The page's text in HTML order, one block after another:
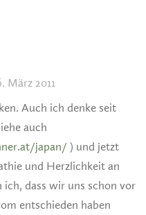
März 2011
Auch ich denke seit
auch
japan/ ) und jetzt
und Herzlichkeit an
dass wir uns schon vor
entschieden haben